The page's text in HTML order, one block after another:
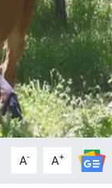
A- A+